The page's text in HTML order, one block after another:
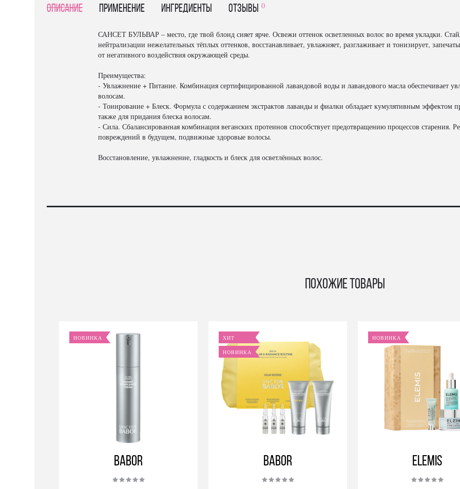
Описание Применение Ингредиенты отзывы 0
САНСЕТ БУЛЬВАР – место, где твой блонд сияет ярче. Освежи оттенок осветленных волос во время укладки.
нейтрализации нежелательных тёплых оттенков, восстанавливает, увлажняет, разглаживает и тонизирует,
от негативного воздействия окружающей среды.
Преимущества:
- Увлажнение + Питание. Комбинация сертифицированной лавандовой воды и лавандового масла обеспечивает
волосам.
- Тонирование + Блеск. Формула с содержанием экстрактов лаванды и фиалки обладает кумулятивным эффектом
также для придания блеска волосам.
- Сила. Сбалансированная комбинация веганских протеинов способствует предотвращению процессов старения.
повреждений в будущем, подвижные здоровые волосы.
Восстановление, увлажнение, гладкость и блеск для осветлённых волос.
Похожие товары
НОВИНКА
BABOR
ХИТ
НОВИНКА
BABOR
НОВИНКА
Elemis